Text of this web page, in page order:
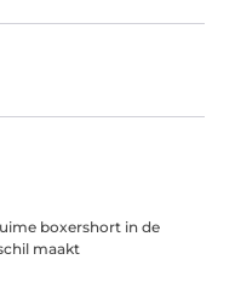
boxershort in de
maakt